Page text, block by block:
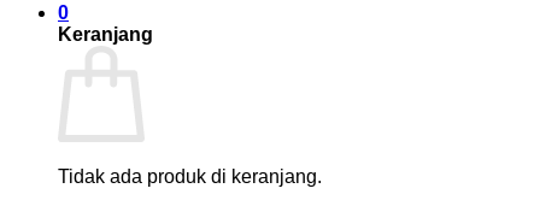
0
Keranjang
Tidak ada produk di keranjang.